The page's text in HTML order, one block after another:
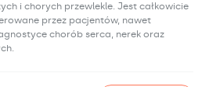
i chorych przewlekle. Jest całkowicie
przez pacjentów, nawet
chorób serca, nerek oraz